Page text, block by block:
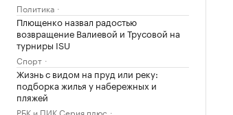
Политика
Плющенко назвал радостью
возвращение Валиевой и Трусовой на
турниры ISU
Спорт
Жизнь с видом на пруд или реку:
подборка жилья у набережных и
пляжей
РБК и ПИК Серия плюс